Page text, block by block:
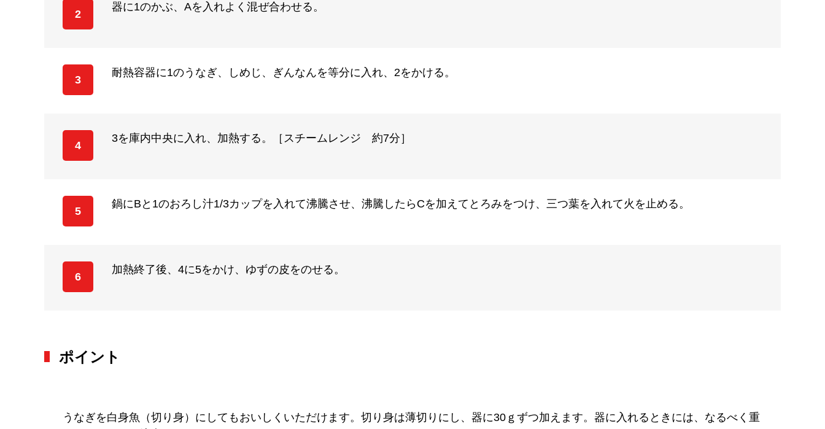
2
器に1のかぶ、Aを入れよく混ぜ合わせる。
3
耐熱容器に1のうなぎ、しめじ、ぎんなんを等分に入れ、2をかける。
4
3を庫内中央に入れ、加熱する。［スチームレンジ 約7分］
5
鍋にBと1のおろし汁1/3カップを入れて沸騰させ、沸騰したらCを加えてとろみをつけ、三つ葉を入れて火を止める。
6
加熱終了後、4に5をかけ、ゆずの皮をのせる。
ポイント
うなぎを白身魚（切り身）にしてもおいしくいただけます。切り身は薄切りにし、器に30ｇずつ加えます。器に入れるときには、なるべく重